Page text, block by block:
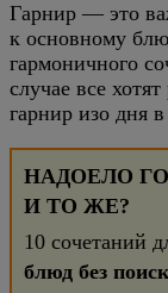
Гарнир — это
к основному
гармоничного
случае все
гарнир изо дня
НАДОЕЛО
И ТО ЖЕ?
10 сочетаний
блюд без